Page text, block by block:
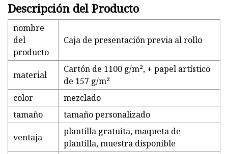
Descripción del Producto
nombre
del
producto
Caja de presentación previa al rollo
material
Cartón de 1100 g/m², + papel artístico
de 157 g/m²
color
mezclado
tamaño
tamaño personalizado
ventaja
plantilla gratuita, maqueta de
plantilla, muestra disponible